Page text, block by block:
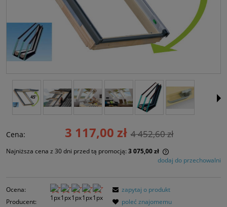
Cena: 3 117,00 zł 4 452,60 zł
Najniższa cena z 30 dni przed tą promocją: 3 075,00 zł
Jeżeli produkt
dodaj do przechowalni
Ocena:
Producent:
zapytaj o produkt
poleć znajomemu